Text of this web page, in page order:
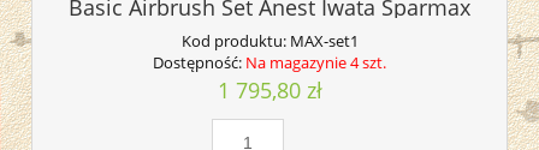
Basic Airbrush Set Anest Iwata Sparmax
Kod produktu: MAX-set1
Dostępność: Na magazynie 4 szt.
1 795,80 zł